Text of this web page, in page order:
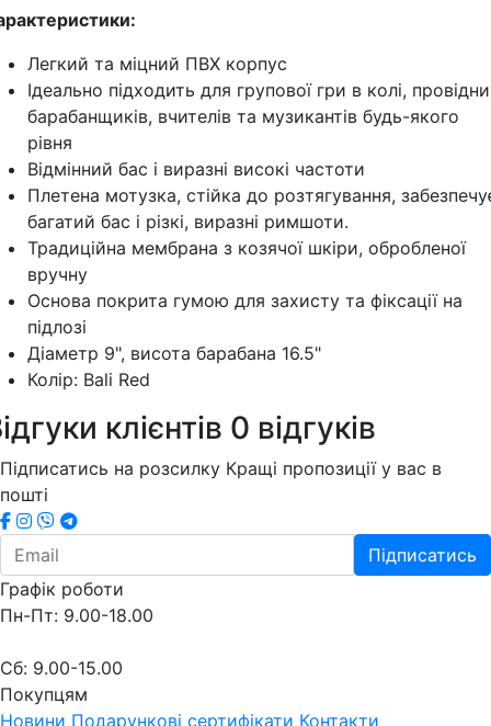
Легкий та міцний ПВХ корпус
Ідеально підходить для групової гри в колі,
барабанщиків, вчителів та музикантів будь-якого
рівня
Відмінний бас і виразні високі частоти
Плетена мотузка, стійка до розтягування,
багатий бас і різкі, виразні римшоти.
Традиційна мембрана з козячої шкіри, обробленої
вручну
Основа покрита гумою для захисту та фіксації на
підлозі
Діаметр 9", висота барабана 16.5"
Колір: Bali Red
клієнтів 0 відгуків
Підписатись на розсилку Кращі пропозиції у вас в
пошті
Підписатись
Графік роботи
Пн-Пт: 9.00-18.00
Сб: 9.00-15.00
Покупцям
Новини Подарункові сертифікати Контакти